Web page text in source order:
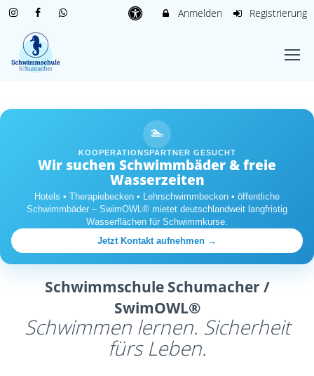
Anmelden Registrierung
🏊
KOOPERATIONSPARTNER GESUCHT
Wir suchen Schwimmbäder & freie
Wasserzeiten
Hotels • Therapiebecken • Lehrschwimmbecken • öffentliche
Schwimmbäder – SwimOWL® mietet deutschlandweit langfristig
Wasserflächen für Schwimmkurse.
Jetzt Kontakt aufnehmen →
Schwimmschule Schumacher /
SwimOWL®
Schwimmen lernen. Sicherheit
fürs Leben.